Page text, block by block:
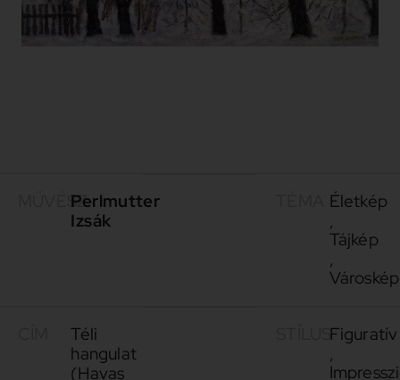
MŰVÉSZPerlmutter
Izsák
Életkép
,
Tájkép
,
Városkép
Téli
hangulat
(Havas
STÍLUSFiguratív
,